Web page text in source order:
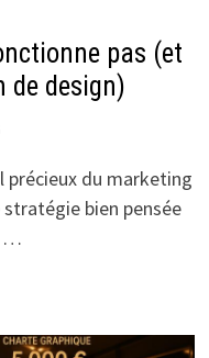
pas (et
de design)
précieux du marketing
bien pensée
…